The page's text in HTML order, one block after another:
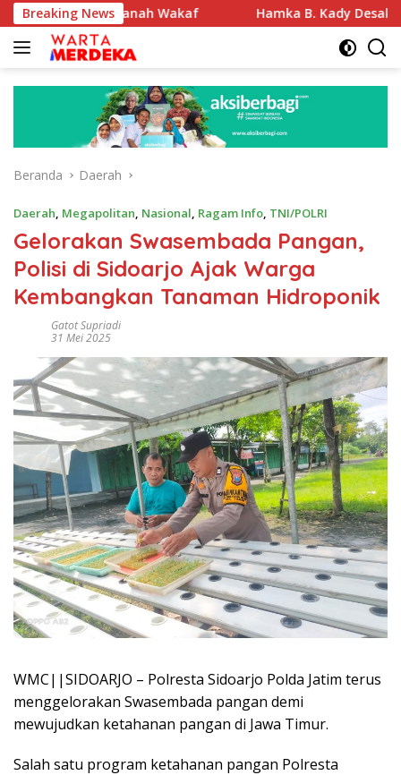
Langsung
ke
konten
Breaking News
Tanah Wakaf Hamka B. Kady Desak Evaluasi
Beranda Daerah
Daerah, Megapolitan, Nasional, Ragam Info, TNI/POLRI
Gelorakan Swasembada Pangan,
Polisi di Sidoarjo Ajak Warga
Kembangkan Tanaman Hidroponik
Gatot Supriadi
31 Mei 2025
WMC||SIDOARJO – Polresta Sidoarjo Polda Jatim terus
menggelorakan Swasembada pangan demi
mewujudkan ketahanan pangan di Jawa Timur.
Salah satu program ketahanan pangan Polresta